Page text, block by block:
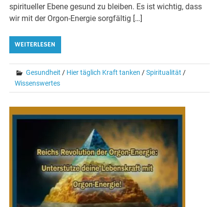
spiritueller Ebene gesund zu bleiben. Es ist wichtig, dass
wir mit der Orgon-Energie sorgfältig […]
WEITERLESEN
Gesundheit / Hier täglich Kraft tanken /Spiritualität /
Wissenswertes